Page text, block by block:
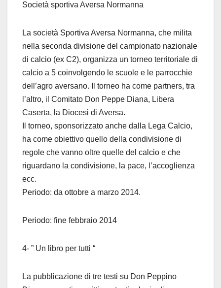
Società sportiva Aversa Normanna
La società Sportiva Aversa Normanna, che milita
nella seconda divisione del campionato nazionale
di calcio (ex C2), organizza un torneo territoriale di
calcio a 5 coinvolgendo le scuole e le parrocchie
dell’agro aversano. Il torneo ha come partners, tra
l’altro, il Comitato Don Peppe Diana, Libera
Caserta, la Diocesi di Aversa.
Il torneo, sponsorizzato anche dalla Lega Calcio,
ha come obiettivo quello della condivisione di
regole che vanno oltre quelle del calcio e che
riguardano la condivisione, la pace, l’accoglienza
ecc.
Periodo: da ottobre a marzo 2014.
Periodo: fine febbraio 2014
4- ” Un libro per tutti “
La pubblicazione di tre testi su Don Peppino